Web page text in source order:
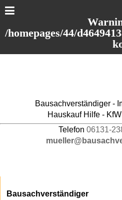
/homepages/44/
Bausachverständiger -
Hauskauf Hilfe -
Telefon 06131-
Bausachverständiger